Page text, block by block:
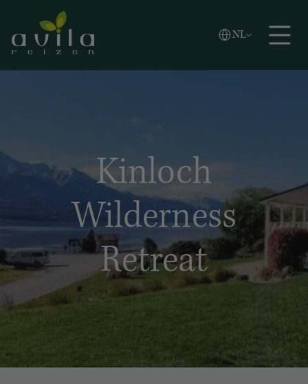
Zoeken
NL
Vlaams
English
Kinloch
Wilderness
Retreat